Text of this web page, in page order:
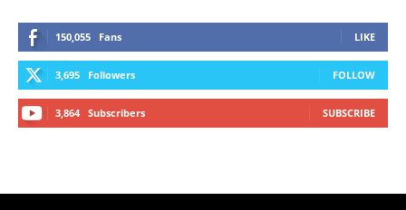
150,055 Fans LIKE
3,695 Followers FOLLOW
3,864 Subscribers SUBSCRIBE